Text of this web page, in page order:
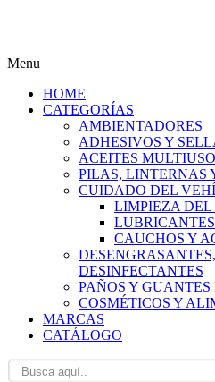
Menu
HOME
CATEGORÍAS
AMBIENTADORES
ADHESIVOS Y
ACEITES
PILAS, LINTERNAS
CUIDADO DEL
LIMPIEZA
CAUCHOS Y
DESINFECTANTES
PAÑOS Y
COSMÉTICOS Y
MARCAS
CATÁLOGO